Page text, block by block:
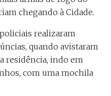
chegando à Cidade.
realizaram
quando avistaram
residência, indo em
com uma mochila